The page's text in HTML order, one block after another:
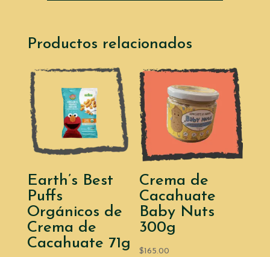
Productos relacionados
Earth’s Best
Puffs
Orgánicos de
Crema de
Cacahuate 71g
Crema de
Cacahuate
Baby Nuts
300g
$165.00